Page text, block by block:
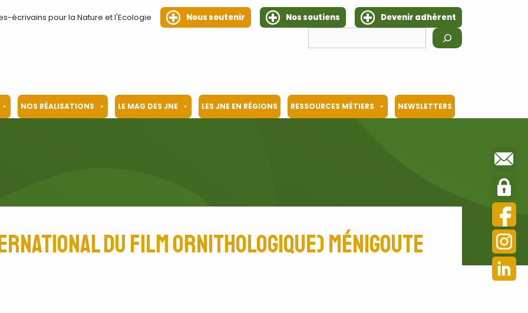
écrivains pour la Nature et l'Ecologie Nous soutenir Nos soutiens
Devenir adhérent
NOS RÉALISATIONS LE MAG DES JNE LES JNE EN RÉGIONS RESSOURCES MÉTIERS NEWSLETTERS
du film ornithologique) Ménigoute